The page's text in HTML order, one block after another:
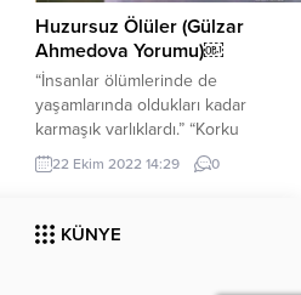
Huzursuz Ölüler (Gülzar
Ahmedova Yorumu)￼
“İnsanlar ölümlerinde de
yaşamlarında oldukları kadar
karmaşık varlıklardı.” “Korku
insanları öngörülemez kılardı.”
“İnsanlar birbirlerini öldürmeye on
olduğu kadar meyilliydi.” “Dikmenin
de sökmenin de zamanı vardır,” Bu
22 Ekim 2022 14:29 0
KÜNYE